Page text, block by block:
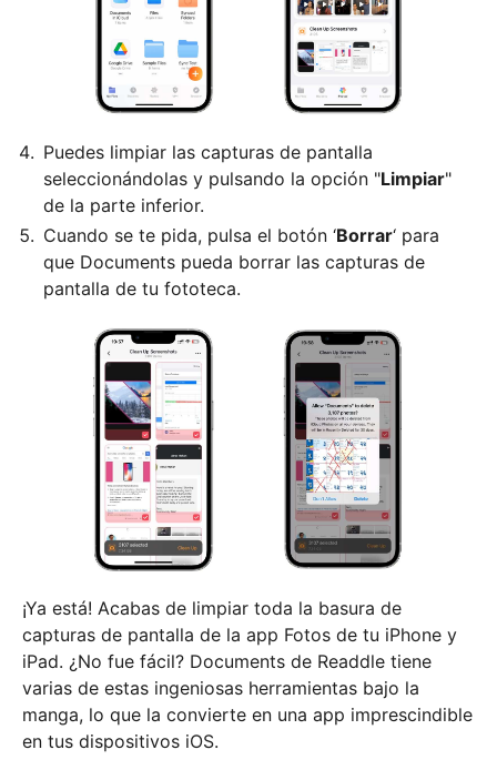
Puedes limpiar las capturas de pantalla
seleccionándolas y pulsando la opción "Limpiar"
de la parte inferior.
Cuando se te pida, pulsa el botón ‘Borrar‘ para
que Documents pueda borrar las capturas de
pantalla de tu fototeca.
¡Ya está! Acabas de limpiar toda la basura de
capturas de pantalla de la app Fotos de tu iPhone y
iPad. ¿No fue fácil? Documents de Readdle tiene
varias de estas ingeniosas herramientas bajo la
manga, lo que la convierte en una app imprescindible
en tus dispositivos iOS.